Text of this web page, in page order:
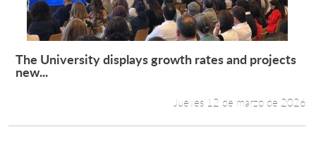
Leer más +
The University displays growth rates and projects
new...
Jueves 12 de marzo de 2026